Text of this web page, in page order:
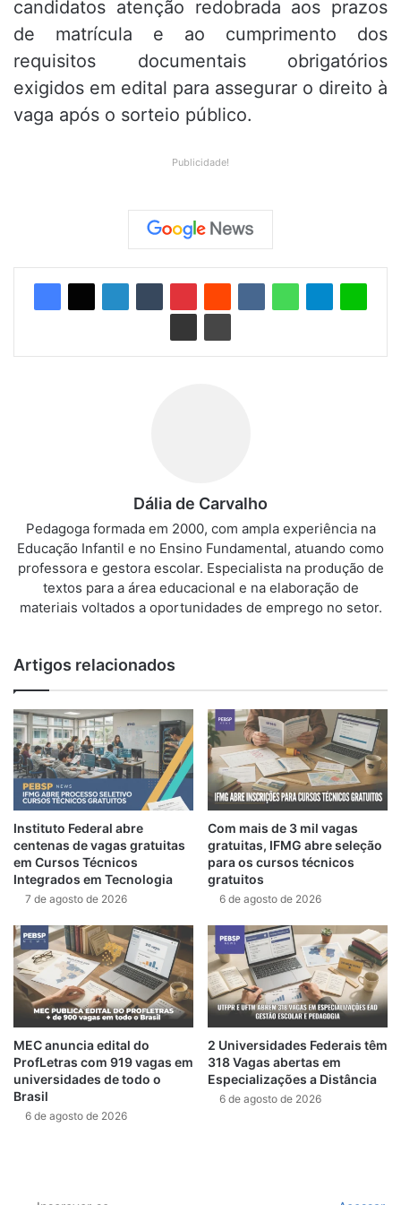
candidatos atenção redobrada aos prazos
de matrícula e ao cumprimento dos
requisitos documentais obrigatórios
exigidos em edital para assegurar o direito à
vaga após o sorteio público.
Publicidade!
Dália de Carvalho
Pedagoga formada em 2000, com ampla experiência na
Educação Infantil e no Ensino Fundamental, atuando como
professora e gestora escolar. Especialista na produção de
textos para a área educacional e na elaboração de
materiais voltados a oportunidades de emprego no setor.
Artigos relacionados
Instituto Federal abre
centenas de vagas gratuitas
em Cursos Técnicos
Integrados em Tecnologia
7 de agosto de 2026
Com mais de 3 mil vagas
gratuitas, IFMG abre seleção
para os cursos técnicos
gratuitos
6 de agosto de 2026
MEC anuncia edital do
ProfLetras com 919 vagas em
universidades de todo o
Brasil
6 de agosto de 2026
2 Universidades Federais têm
318 Vagas abertas em
Especializações a Distância
6 de agosto de 2026